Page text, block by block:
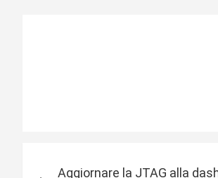
Aggiornare la JTAG alla